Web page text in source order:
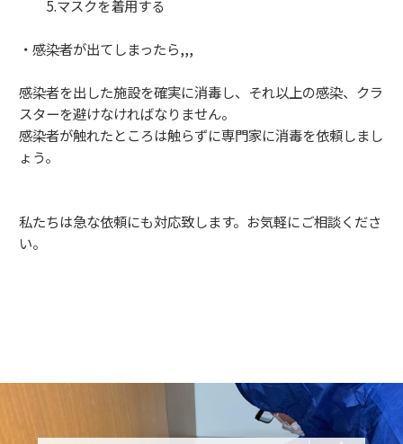
5.マスクを着用する
・感染者が出てしまったら,,,
感染者を出した施設を確実に消毒し、それ以上の感染、クラ
スターを避けなければなりません。
感染者が触れたところは触らずに専門家に消毒を依頼しまし
ょう。
私たちは急な依頼にも対応致します。お気軽にご相談くださ
い。